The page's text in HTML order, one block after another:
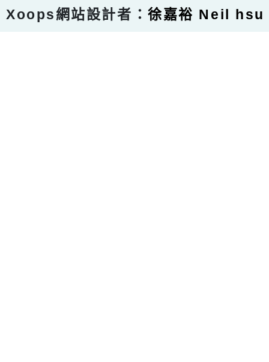
Xoops網站設計者：徐嘉裕 Neil hsu